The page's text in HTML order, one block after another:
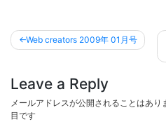
投
稿
ナ
ビ
ゲ
ー
Web creators 2009年 01月号
Leave a Reply
メールアドレスが公開されることはあり
目です